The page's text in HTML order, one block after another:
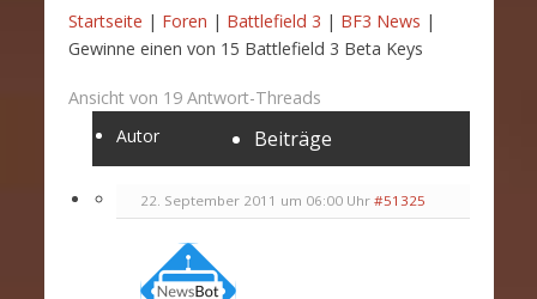
Startseite | Foren | Battlefield 3 | BF3 News |
Gewinne einen von 15 Battlefield 3 Beta Keys
Ansicht von 19 Antwort-Threads
Autor
Beiträge
22. September 2011 um 06:00 Uhr #51325